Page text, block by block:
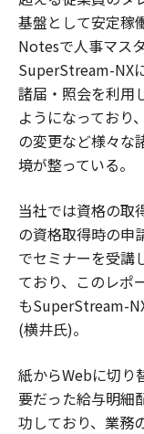
基盤として安定稼
Notesで人事マス
SuperStream-NX
諸届・照会を利用
ようになっており
の変更など様々な
境が整っている。
当社では資格の取
の資格取得時の申
でセミナーを受講
ており、このレポ
もSuperStream-
(横井氏)。
紙からWebに切り
要だった給与明細
功しており、業務